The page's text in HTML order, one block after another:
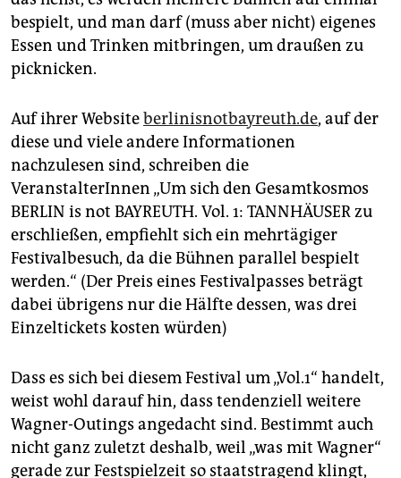
bespielt, und man darf (muss aber nicht) eigenes
Essen und Trinken mitbringen, um draußen zu
picknicken.
Auf ihrer Websiteberlinisnotbayreuth.de, auf der
diese und viele andere Informationen
nachzulesen sind, schreiben die
VeranstalterInnen „Um sich den Gesamtkosmos
BERLIN is not BAYREUTH. Vol. 1: TANNHÄUSER zu
erschließen, empfiehlt sich ein mehrtägiger
Festivalbesuch, da die Bühnen parallel bespielt
werden.“ (Der Preis eines Festivalpasses beträgt
dabei übrigens nur die Hälfte dessen, was drei
Einzeltickets kosten würden)
Dass es sich bei diesem Festival um „Vol.1“ handelt,
weist wohl darauf hin, dass tendenziell weitere
Wagner-Outings angedacht sind. Bestimmt auch
nicht ganz zuletzt deshalb, weil „was mit Wagner“
gerade zur Festspielzeit so staatstragend klingt,